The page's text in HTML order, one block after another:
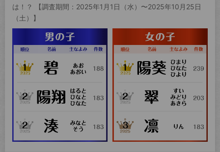
は！？ 【調査期間：2025年1月1日（水）〜2025年10月25日
（土）】